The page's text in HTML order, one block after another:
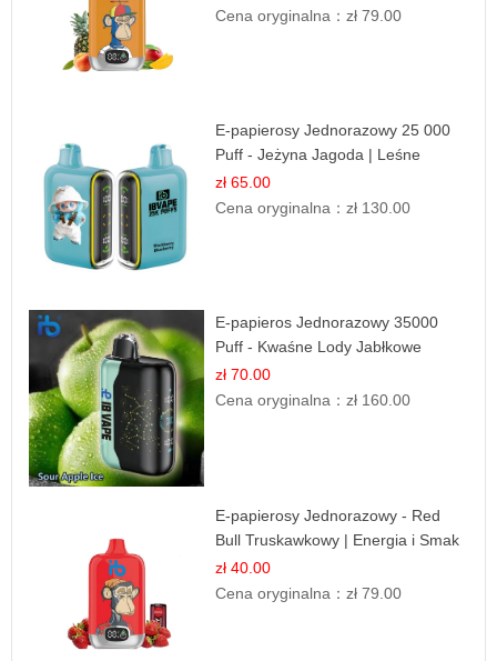
Cena oryginalna：zł 79.00
E-papierosy Jednorazowy 25 000
Puff - Jeżyna Jagoda | Leśne
Owoce
zł 65.00
Cena oryginalna：zł 130.00
E-papieros Jednorazowy 35000
Puff - Kwaśne Lody Jabłkowe
zł 70.00
Cena oryginalna：zł 160.00
E-papierosy Jednorazowy - Red
Bull Truskawkowy | Energia i Smak
zł 40.00
Cena oryginalna：zł 79.00